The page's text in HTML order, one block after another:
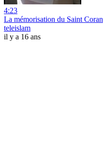
4:23
La mémorisation du Saint Coran
teleislam
il y a 16 ans